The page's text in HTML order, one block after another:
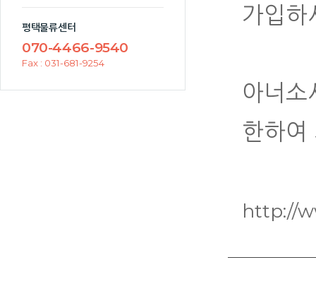
평택물류센터
070-4466-9540
Fax : 031-681-9254
가입하
아너소
한하여
http://